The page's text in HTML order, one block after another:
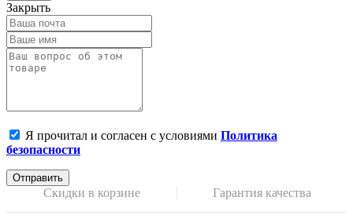
Закрыть
Я прочитал и согласен с условиями Политика
безопасности
Отправить
Скидки в корзине Гарантия качества